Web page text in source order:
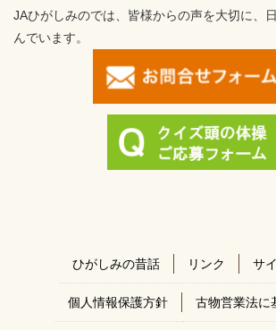
JAひがしみのでは、皆様からの声を大切に、
んでいます。
ひがしみの昔話 リンク サ
個人情報保護方針 古物営業法に